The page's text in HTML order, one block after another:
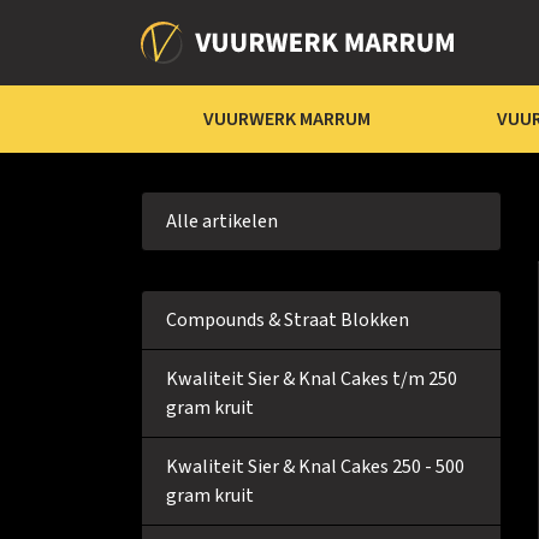
VUURWERK MARRUM
Alle artikelen
Compounds & Straat Blokken
Kwaliteit Sier & Knal Cakes t/m 250
gram kruit
Kwaliteit Sier & Knal Cakes 250 - 500
gram kruit